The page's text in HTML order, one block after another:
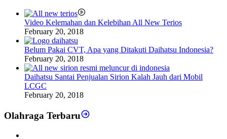
Video Kelemahan dan Kelebihan All New Terios
February 20, 2018
Belum Pakai CVT, Apa yang Ditakuti Daihatsu Indonesia?
February 20, 2018
Daihatsu Santai Penjualan Sirion Kalah Jauh dari Mobil
LCGC
February 20, 2018
Olahraga Terbaru